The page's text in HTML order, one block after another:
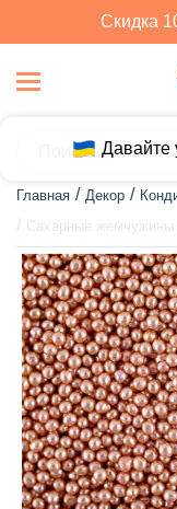
Скидка
Давайте
Главная Декор